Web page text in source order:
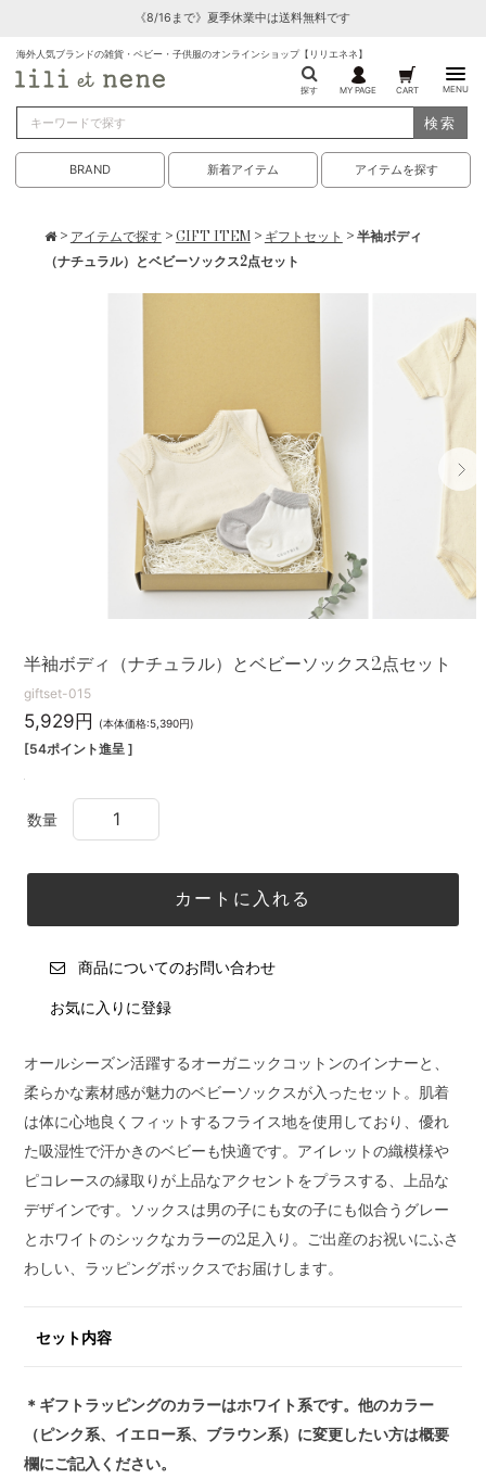
《8/16まで》夏季休業中は送料無料です
海外人気ブランドの雑貨・ベビー・子供服のオンラインショップ【リリエネネ】
探す MY PAGE CART MENU
検索
BRAND 新着アイテム アイテムを探す
> アイテムで探す>GIFT ITEM> ギフトセット > 半袖ボディ
（ナチュラル）とベビーソックス2点セット
半袖ボディ（ナチュラル）とベビーソックス2点セット
giftset-015
5,929円 (本体価格:5,390円)
[54ポイント進呈 ]
数量
商品についてのお問い合わせ
お気に入りに登録
オールシーズン活躍するオーガニックコットンのインナーと、
柔らかな素材感が魅力のベビーソックスが入ったセット。肌着
は体に心地良くフィットするフライス地を使用しており、優れ
た吸湿性で汗かきのベビーも快適です。アイレットの織模様や
ピコレースの縁取りが上品なアクセントをプラスする、上品な
デザインです。ソックスは男の子にも女の子にも似合うグレー
とホワイトのシックなカラーの2足入り。ご出産のお祝いにふさ
わしい、ラッピングボックスでお届けします。
セット内容
＊ギフトラッピングのカラーはホワイト系です。他のカラー
（ピンク系、イエロー系、ブラウン系）に変更したい方は概要
欄にご記入ください。